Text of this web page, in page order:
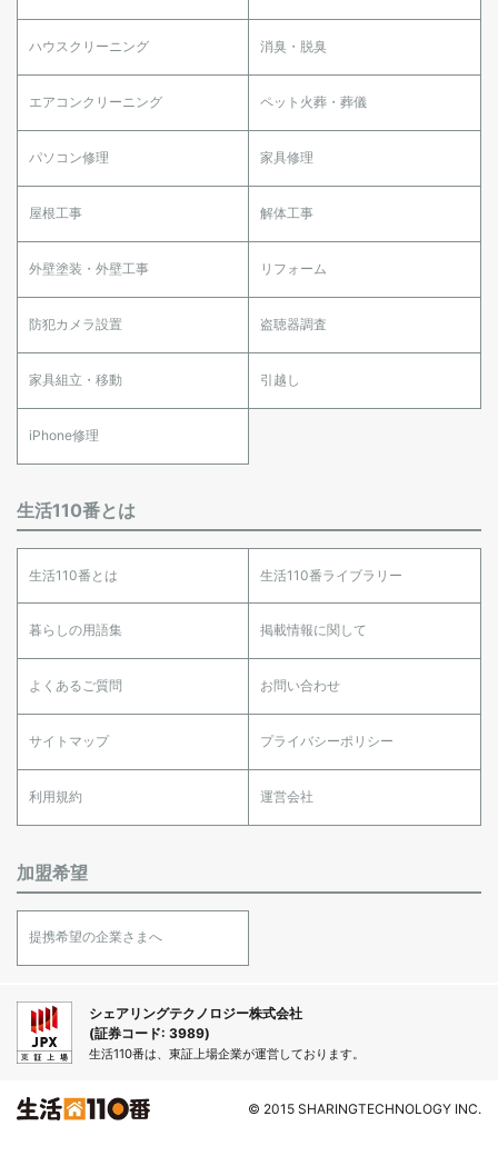
ハウスクリーニング 消臭・脱臭
エアコンクリーニング ペット火葬・葬儀
パソコン修理 家具修理
屋根工事 解体工事
外壁塗装・外壁工事 リフォーム
防犯カメラ設置 盗聴器調査
家具組立・移動 引越し
iPhone修理
生活110番とは
生活110番とは 生活110番ライブラリー
暮らしの用語集 掲載情報に関して
よくあるご質問 お問い合わせ
サイトマップ プライバシーポリシー
利用規約 運営会社
加盟希望
提携希望の企業さまへ
シェアリングテクノロジー株式会社
(証券コード: 3989)
生活110番は、東証上場企業が運営しております。
© 2015 SHARINGTECHNOLOGY INC.